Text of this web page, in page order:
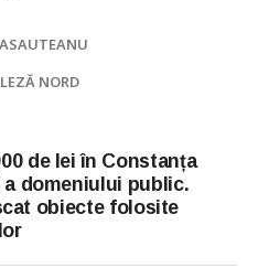
NORD
de lei în Constanța
domeniului public.
obiecte folosite